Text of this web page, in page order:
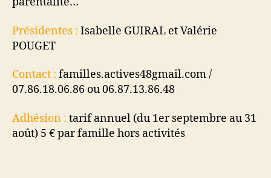
Présidentes : Isabelle GUIRAL et Valérie
POUGET
Contact : familles.actives48gmail.com /
07.86.18.06.86 ou 06.87.13.86.48
Adhésion : tarif annuel (du 1er septembre au 31
août) 5 € par famille hors activités